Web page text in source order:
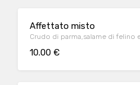
Affettato misto
Crudo di parma,salame di felino
10.00 €